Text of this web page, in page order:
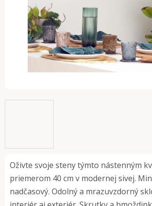
Oživte svoje steny týmto nástenným
priemerom 40 cm v modernej sivej.
nadčasový. Odolný a mrazuvzdorný